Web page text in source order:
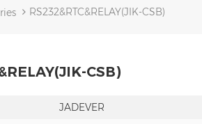
RS232&RTC&RELAY(JIK-CSB)
CSB)
JADEVER